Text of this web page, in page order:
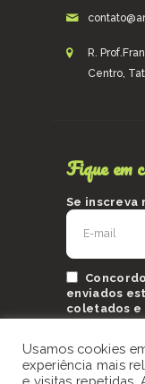
R.
Centro,
Fique em
Se inscreva
enviados
coletados e
Usamos cookies
experiência mais
e visitas repetidas.